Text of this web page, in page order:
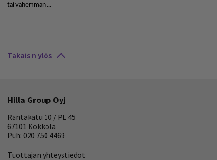
Takaisin ylös
Hilla Group Oyj
Rantakatu 10 / PL 45
67101 Kokkola
Puh: 020 750 4469
Tuottajan yhteystiedot